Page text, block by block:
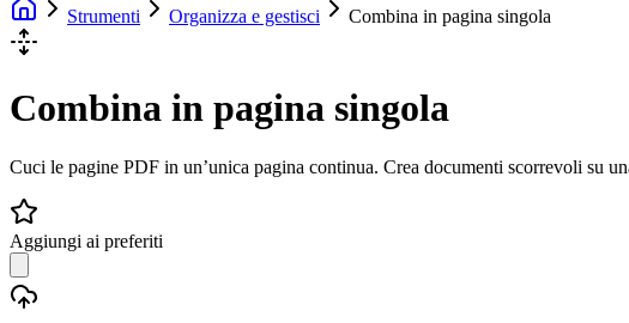
Strumenti Organizza e gestisci Combina in pagina singola
Combina in pagina singola
Cuci le pagine PDF in un’unica pagina continua. Crea documenti scorrevoli su
Aggiungi ai preferiti